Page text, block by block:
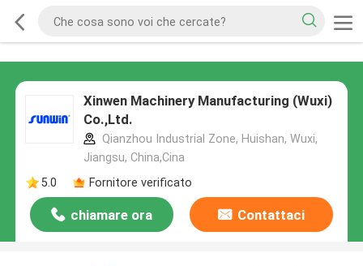
Xinwen Machinery Manufacturing (Wuxi)
Co.,Ltd.
Qianzhou Industrial Zone, Huishan, Wuxi,
Jiangsu, China,Cina
5.0
Fornitore verificato
chiamare ora Contattaci